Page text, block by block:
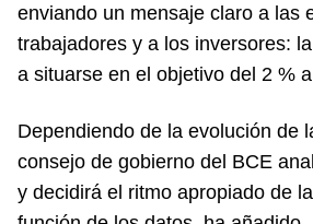
enviando un mensaje claro a las
trabajadores y a los inversores:
a situarse en el objetivo del 2 %
Dependiendo de la evolución de
consejo de gobierno del BCE
y decidirá el ritmo apropiado de